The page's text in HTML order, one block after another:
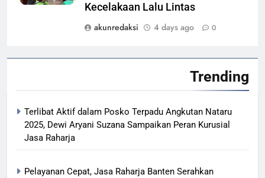
Kecelakaan Lalu Lintas
akunredaksi
4 days ago 0
Trending
Terlibat Aktif dalam Posko Terpadu Angkutan Nataru
2025, Dewi Aryani Suzana Sampaikan Peran Kurusial
Jasa Raharja
Pelayanan Cepat, Jasa Raharja Banten Serahkan